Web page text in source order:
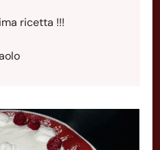
ricetta !!!